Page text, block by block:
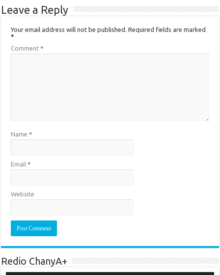
Leave a Reply
Your email address will not be published. Required fields are marked
*
Comment*
Name*
Email*
Website
Redio ChanyA+